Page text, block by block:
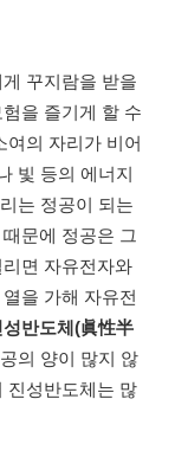
꾸지람을 받을
을 즐기게 할 수
여의 자리가 비어
빛 등의 에너지
는 정공이 되는
문에 정공은 그
면 자유전자와
을 가해 자유전
성반도체(眞性半
의 양이 많지 않
진성반도체는 많